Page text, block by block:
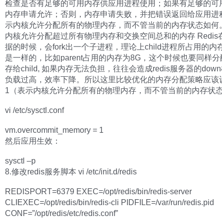
检查是否有足够的可用内存供应用进程使用；如果有足够的可
内存申请允许；否则，内存申请失败，并把错误返回给应用进
示内核允许分配所有的物理内存，而不管当前的内存状态如何
内核允许分配超过所有物理内存和交换空间总和的内存 Redis
据的时候，会fork出一个子进程，理论上child进程所占用的内
是一样的，比如parent占用的内存为8G，这个时候也要同样
存给child, 如果内存无法负担，往往会造成redis服务器的
负载过高，效率下降。所以这里比较优化的内存分配策略应该
1（表示内核允许分配所有的物理内存，而不管当前的内存状
vi /etc/sysctl.conf
vm.overcommit_memory = 1
然后应用生效：
sysctl –p
8.修改redis服务脚本 vi /etc/init.d/redis
REDISPORT=6379 EXEC=/opt/redis/bin/redis-server
CLIEXEC=/opt/redis/bin/redis-cli PIDFILE=/var/run/redis.pid
CONF=”/opt/redis/etc/redis.conf”